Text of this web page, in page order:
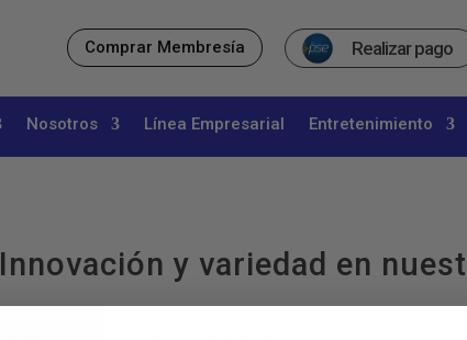
Comprar Membresía Realizar pago
Nosotros Línea Empresarial Entretenimiento
Innovación y variedad en